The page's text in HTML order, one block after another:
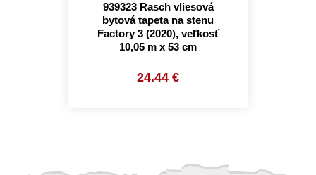
939323 Rasch vliesová
bytová tapeta na stenu
Factory 3 (2020), veľkosť
10,05 m x 53 cm
24.44 €